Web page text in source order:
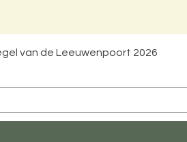
van de Leeuwenpoort 2026